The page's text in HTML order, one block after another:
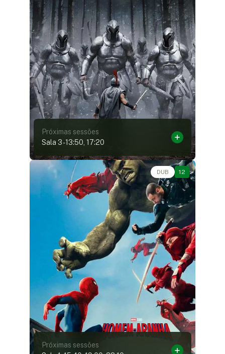
Próximas sessões
Sala 3-13:50, 17:20
DUB 12
Ação, Aventura, Fantasia, Ficção Científica • • 2h24
Próximas sessões